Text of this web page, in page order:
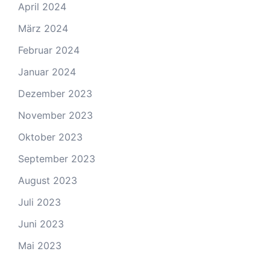
April 2024
März 2024
Februar 2024
Januar 2024
Dezember 2023
November 2023
Oktober 2023
September 2023
August 2023
Juli 2023
Juni 2023
Mai 2023